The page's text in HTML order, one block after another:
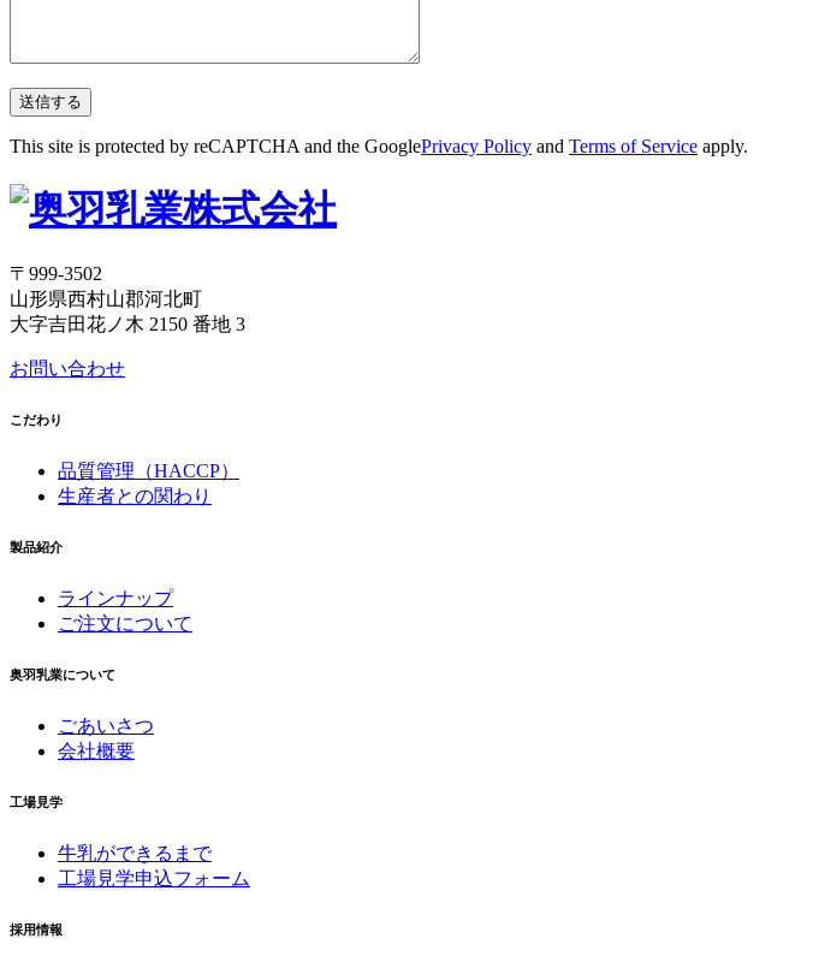
This site is protected by reCAPTCHA and the GooglePrivacy Policy and Terms of Service apply.
〒999-3502
山形県西村山郡河北町
大字吉田花ノ木 2150 番地 3
お問い合わせ
こだわり
品質管理（HACCP）
生産者との関わり
製品紹介
ラインナップ
ご注文について
奥羽乳業について
ごあいさつ
会社概要
工場見学
牛乳ができるまで
工場見学申込フォーム
採用情報